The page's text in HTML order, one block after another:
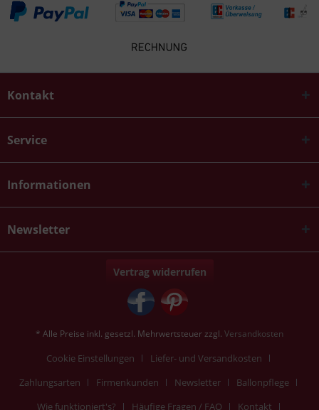
Kontakt
Service
Informationen
Newsletter
Vertrag widerrufen
* Alle Preise inkl. gesetzl. Mehrwertsteuer zzgl. Versandkosten
Cookie Einstellungen
Liefer- und Versandkosten
Zahlungsarten
Firmenkunden Newsletter
Ballonpflege
Wie funktioniert's?
Häufige Fragen / FAQ Kontakt